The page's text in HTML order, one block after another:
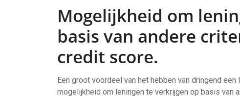
Mogelijkheid om
basis van andere
credit score.
Een groot voordeel van het hebben van dringend
mogelijkheid om leningen te verkrijgen op basis van